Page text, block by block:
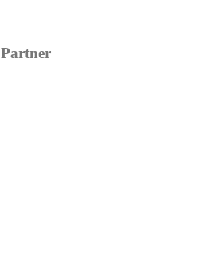
Partner